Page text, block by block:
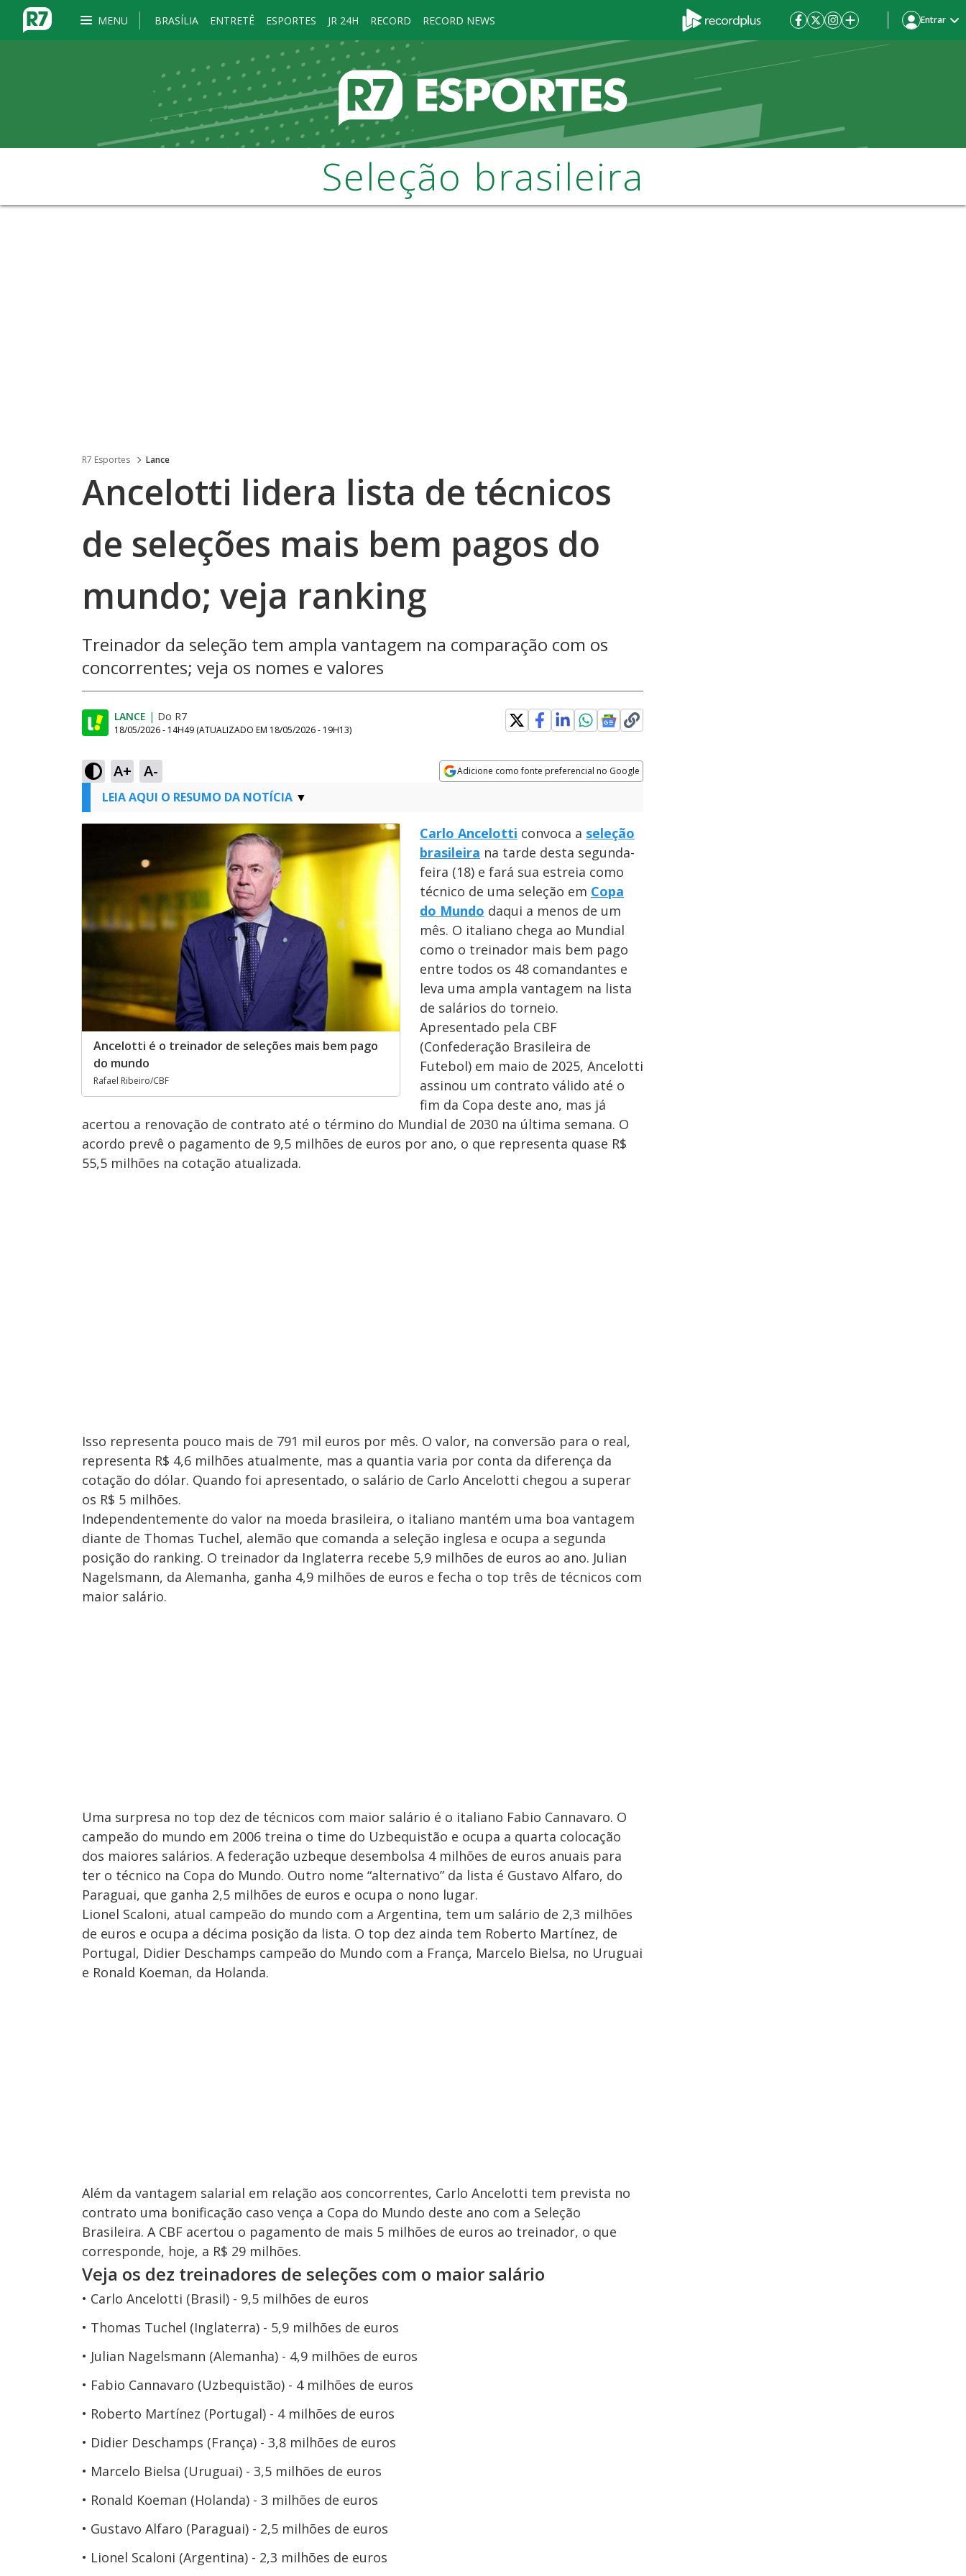
MENU BRASÍLIA ENTRETÊ ESPORTES JR 24H RECORD RECORD NEWS Entrar
Seleção brasileira
R7 Esportes Lance
Ancelotti lidera lista de técnicos
de seleções mais bem pagos do
mundo; veja ranking
Treinador da seleção tem ampla vantagem na comparação com os
concorrentes; veja os nomes e valores
LANCE | Do R7
18/05/2026 - 14H49 (ATUALIZADO EM 18/05/2026 - 19H13)
A+ A- Adicione como fonte preferencial no Google
LEIA AQUI O RESUMO DA NOTÍCIA
Ancelotti é o treinador de seleções mais bem pago
do mundo
Rafael Ribeiro/CBF
Carlo Ancelotti convoca a seleção
brasileira na tarde desta segunda-
feira (18) e fará sua estreia como
técnico de uma seleção em Copa
do Mundo daqui a menos de um
mês. O italiano chega ao Mundial
como o treinador mais bem pago
entre todos os 48 comandantes e
leva uma ampla vantagem na lista
de salários do torneio.
Apresentado pela CBF
(Confederação Brasileira de
Futebol) em maio de 2025, Ancelotti
assinou um contrato válido até o
fim da Copa deste ano, mas já
acertou a renovação de contrato até o término do Mundial de 2030 na última semana. O
acordo prevê o pagamento de 9,5 milhões de euros por ano, o que representa quase R$
55,5 milhões na cotação atualizada.
Isso representa pouco mais de 791 mil euros por mês. O valor, na conversão para o real,
representa R$ 4,6 milhões atualmente, mas a quantia varia por conta da diferença da
cotação do dólar. Quando foi apresentado, o salário de Carlo Ancelotti chegou a superar
os R$ 5 milhões.
Independentemente do valor na moeda brasileira, o italiano mantém uma boa vantagem
diante de Thomas Tuchel, alemão que comanda a seleção inglesa e ocupa a segunda
posição do ranking. O treinador da Inglaterra recebe 5,9 milhões de euros ao ano. Julian
Nagelsmann, da Alemanha, ganha 4,9 milhões de euros e fecha o top três de técnicos com
maior salário.
Uma surpresa no top dez de técnicos com maior salário é o italiano Fabio Cannavaro. O
campeão do mundo em 2006 treina o time do Uzbequistão e ocupa a quarta colocação
dos maiores salários. A federação uzbeque desembolsa 4 milhões de euros anuais para
ter o técnico na Copa do Mundo. Outro nome “alternativo” da lista é Gustavo Alfaro, do
Paraguai, que ganha 2,5 milhões de euros e ocupa o nono lugar.
Lionel Scaloni, atual campeão do mundo com a Argentina, tem um salário de 2,3 milhões
de euros e ocupa a décima posição da lista. O top dez ainda tem Roberto Martínez, de
Portugal, Didier Deschamps campeão do Mundo com a França, Marcelo Bielsa, no Uruguai
e Ronald Koeman, da Holanda.
Além da vantagem salarial em relação aos concorrentes, Carlo Ancelotti tem prevista no
contrato uma bonificação caso vença a Copa do Mundo deste ano com a Seleção
Brasileira. A CBF acertou o pagamento de mais 5 milhões de euros ao treinador, o que
corresponde, hoje, a R$ 29 milhões.
Veja os dez treinadores de seleções com o maior salário
Carlo Ancelotti (Brasil) - 9,5 milhões de euros
Thomas Tuchel (Inglaterra) - 5,9 milhões de euros
Julian Nagelsmann (Alemanha) - 4,9 milhões de euros
Fabio Cannavaro (Uzbequistão) - 4 milhões de euros
Roberto Martínez (Portugal) - 4 milhões de euros
Didier Deschamps (França) - 3,8 milhões de euros
Marcelo Bielsa (Uruguai) - 3,5 milhões de euros
Ronald Koeman (Holanda) - 3 milhões de euros
Gustavo Alfaro (Paraguai) - 2,5 milhões de euros
Lionel Scaloni (Argentina) - 2,3 milhões de euros